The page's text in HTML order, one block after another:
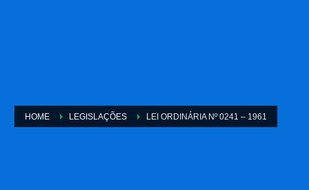
HOME LEGISLAÇÕES LEI ORDINÁRIA Nº 0241 – 1961